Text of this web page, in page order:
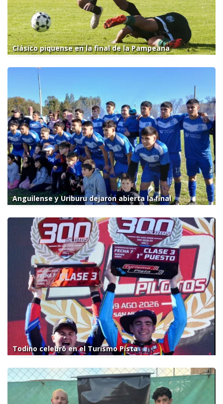
Clásico piquense en la final de la Pampeana
Anguilense y Uriburu dejaron abierta la final
Todino celebró en el Turismo Pista